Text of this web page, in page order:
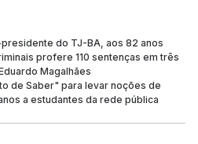
do TJ-BA, aos 82 anos
profere 110 sentenças em três
Magalhães
de Saber" para levar noções de
a estudantes da rede pública